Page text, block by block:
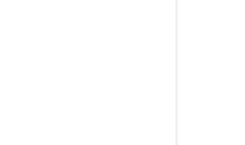
ως μία από τις